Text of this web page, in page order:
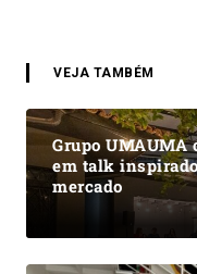
VEJA TAMBÉM
Grupo UMAUMA
em talk
mercado